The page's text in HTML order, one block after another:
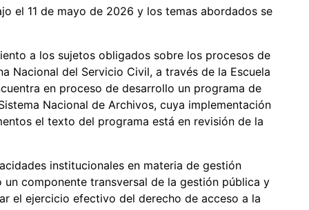
el 11 de mayo de 2026 y los temas abordados se
a los sujetos obligados sobre los procesos de
Nacional del Servicio Civil, a través de la Escuela
en proceso de desarrollo un programa de
Nacional de Archivos, cuya implementación
el texto del programa está en revisión de la
institucionales en materia de gestión
componente transversal de la gestión pública y
el ejercicio efectivo del derecho de acceso a la